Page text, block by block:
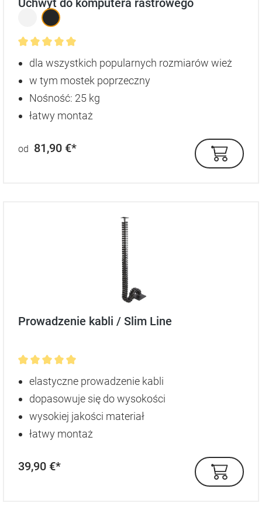
Średnia ocena 5 z 5 gwiazdek
dla wszystkich popularnych rozmiarów wież
w tym mostek poprzeczny
Nośność: 25 kg
łatwy montaż
od 81,90 €*
Prowadzenie kabli / Slim Line
Średnia ocena 5 z 5 gwiazdek
elastyczne prowadzenie kabli
dopasowuje się do wysokości
wysokiej jakości materiał
łatwy montaż
39,90 €*